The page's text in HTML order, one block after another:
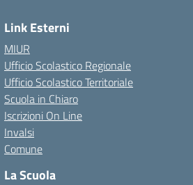
Link Esterni
MIUR
Ufficio Scolastico Regionale
Ufficio Scolastico Territoriale
Scuola in Chiaro
Iscrizioni On Line
Invalsi
Comune
La Scuola